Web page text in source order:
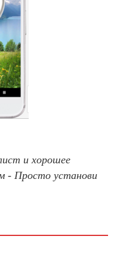
и хорошее
- Просто установи